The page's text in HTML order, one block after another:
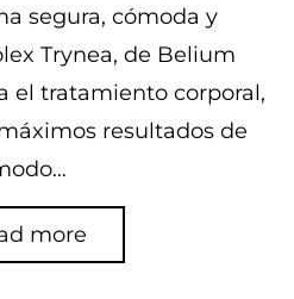
segura, cómoda y
Trynea, de Belium
el tratamiento corporal,
resultados de
more